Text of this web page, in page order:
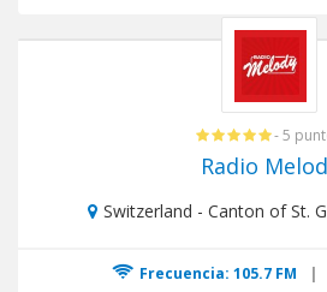
- 5
Radio
Switzerland - Canton of St.
Frecuencia: 105.7 FM |